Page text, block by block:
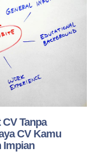
Tanpa
CV Kamu
Impian